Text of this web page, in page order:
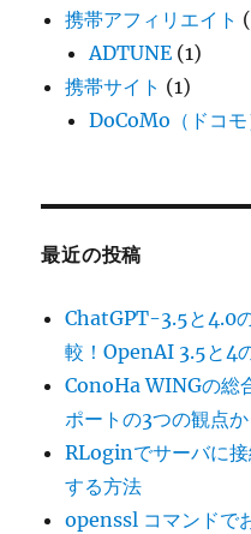
携帯アフィリエイト
ADTUNE (1)
携帯サイト (1)
DoCoMo（ドコモ
最近の投稿
ChatGPT-3.5と4.0
較！OpenAI 3.5と4
ConoHa WINGの総
ポートの3つの観点
RLoginでサーバに
する方法
openssl コマンドで